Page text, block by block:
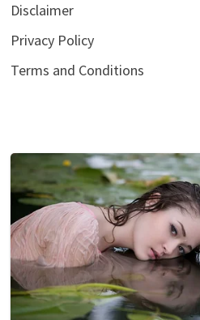
Disclaimer
Privacy Policy
Terms and Conditions